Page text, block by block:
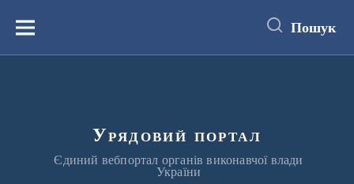
вмістуМеню Пошук
Урядовий портал
Єдиний вебпортал органів виконавчої влади
України